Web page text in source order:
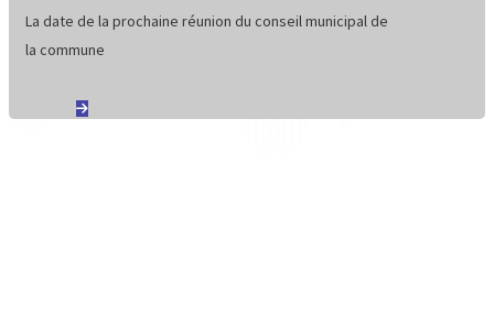
La date de la prochaine réunion du conseil municipal de
la commune